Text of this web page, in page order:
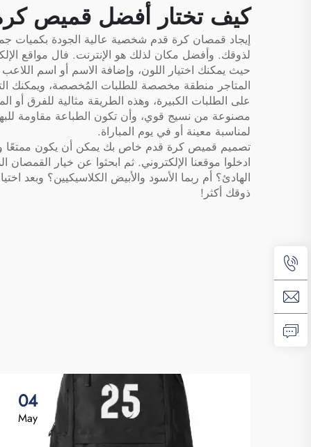
كيف تختار أفضل قميص
إيجاد قمصان كرة قدم شخصية عالية الجودة بكميات
لذوقك. وأفضل مكان لذلك هو الإنترنت. فال مواقع
حيث يمكنك اختيار اللون، وإضافة الاسم أو اسم
المتاجر منطقة مخصصة للطلبات المُخصصة، ويمكنك
على الطلبات الكبيرة، وهذه الطريقة مثالية للفرق
مصنوعة من نسيج قوي، وأن تكون الطباعة مقاومة
لمناسبة معينة أو في يوم المباراة.
تصميم قميص كرة قدم خاص بك يمكن أن يكون ممتعًا
ادخلوا موقعنا الإلكتروني. ثم ابحثوا عن خيار القمصان
الهادئ؟ أم ربما الأسود والأبيض الكلاسيكيين؟ وبعد
ذوقك أكثر!
04
May